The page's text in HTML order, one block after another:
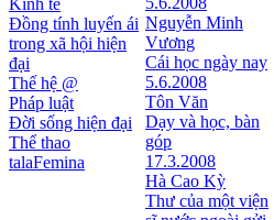
Kinh tế
Đồng tính luyến ái
trong xã hội hiện
đại
Thế hệ @
Pháp luật
Đời sống hiện đại
Thể thao
talaFemina
Nguyễn Minh
Vương
Cái học ngày nay
5.6.2008
Tôn Văn
Dạy và học, bàn
góp
17.3.2008
Hà Cao Kỳ
Thư của một viện